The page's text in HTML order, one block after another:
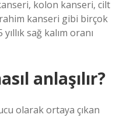
kolon kanseri, cilt
kanseri gibi birçok
sağ kalım oranı
anlaşılır?
olarak ortaya çıkan